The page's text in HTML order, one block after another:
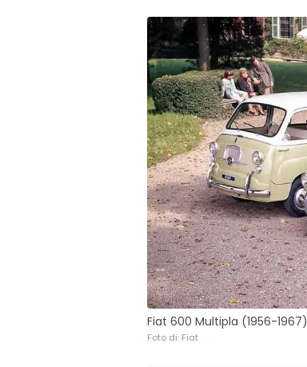
Fiat 600 Multipla (1956-1967)
Foto di: Fiat